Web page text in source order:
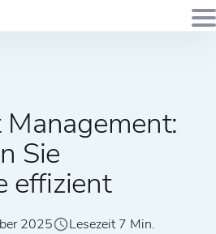
Sie
effizient
2025 Lesezeit 7 Min.